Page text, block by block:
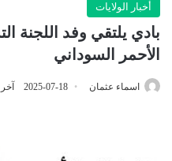
أخبار الولايات
بادي يلتقي وفد اللجنة
الأحمر السوداني
اسماء عثمان 2025-07-18 آخر